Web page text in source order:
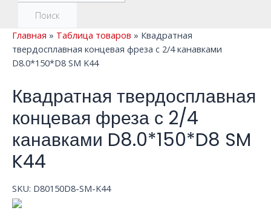
Поиск
Главная » Таблица товаров » Квадратная
твердосплавная концевая фреза с 2/4 канавками
D8.0*150*D8 SM K44
Квадратная твердосплавная
концевая фреза с 2/4
канавками D8.0*150*D8 SM
K44
SKU: D80150D8-SM-K44